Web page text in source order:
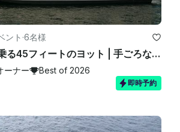
容認されません。すべてのゲストはキャプ
があります。乗務員の命令に従わない場
になります
みは私たちにとって最も重要です！ご不明
お知らせください。喜んでお手伝いします
ント ·6名様
プロの写真家が乗る45フィートのヨット | 手ごろな価格のラグジュアリー
ーナー Best of 2026
即時予約